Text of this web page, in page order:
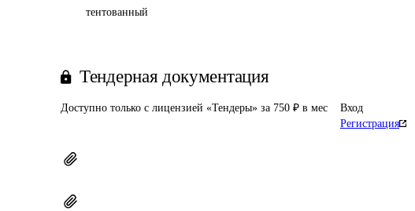
тентованный
Тендерная документация
Доступно только с лицензией «Тендеры» за 750 ₽ в мес
Вход
Регистрация